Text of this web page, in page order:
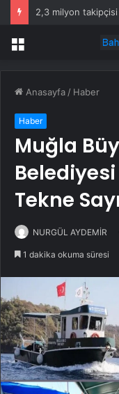
Menü
Anasayfa / Haber
Haber
Muğla
Tekne
NURGÜL AYDEMİR
1 dakika okuma süresi